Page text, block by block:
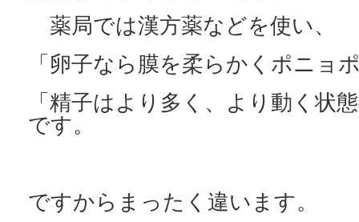
薬局では漢方薬などを使い、
「卵子なら膜を柔らかくポニョ
「精子はより多く、より動く状
です。
ですからまったく違います。